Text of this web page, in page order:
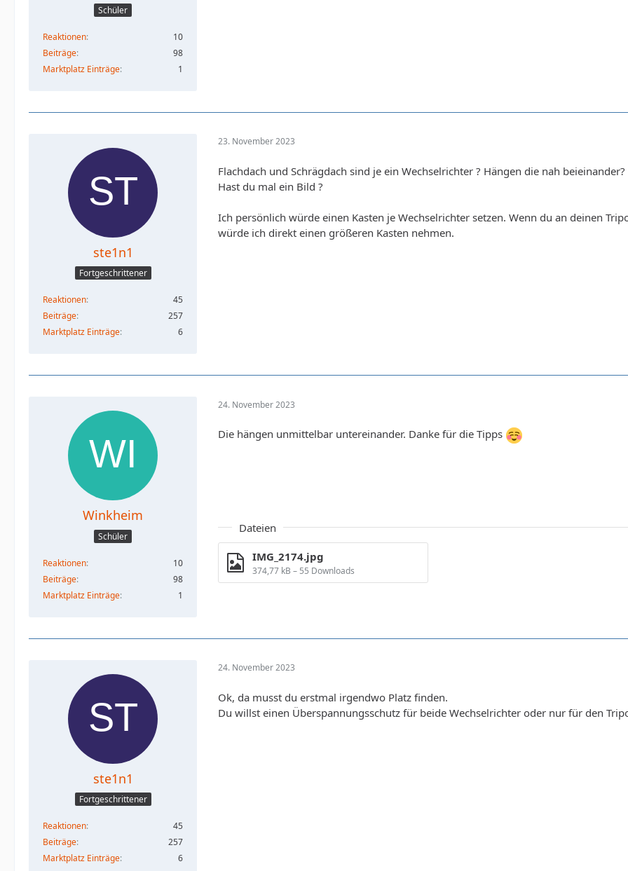
Schüler
Reaktionen
10
Beiträge
98
Marktplatz Einträge
1
ste1n1
Fortgeschrittener
Reaktionen
45
Beiträge
257
Marktplatz Einträge
6
23. November 2023
Flachdach und Schrägdach sind je ein Wechselrichter ? Hängen die nah beieinander?
Hast du mal ein Bild ?
Ich persönlich würde einen Kasten je Wechselrichter setzen. Wenn du an deinen
würde ich direkt einen größeren Kasten nehmen.
Winkheim
Schüler
Reaktionen
10
Beiträge
98
Marktplatz Einträge
1
24. November 2023
Die hängen unmittelbar untereinander. Danke für die Tipps
Dateien
IMG_2174.jpg
374,77 kB – 55 Downloads
ste1n1
Fortgeschrittener
Reaktionen
45
Beiträge
257
Marktplatz Einträge
6
24. November 2023
Ok, da musst du erstmal irgendwo Platz finden.
Du willst einen Überspannungsschutz für beide Wechselrichter oder nur für den